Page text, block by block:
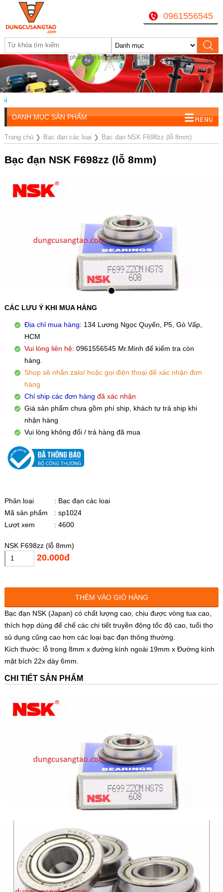
Nhập tên sản phẩm cần tìm, VD: máy đa năng, mũi khoan...
0961556545
DANH MỤC SẢN PHẨM
Trang chủ❯ Bạc đạn các loại ❯ Bạc đạn NSK F698zz (lỗ 8mm)
Bạc đạn NSK F698zz (lỗ 8mm)
CÁC LƯU Ý KHI MUA HÀNG
Địa chỉ mua hàng: 134 Lương Ngọc Quyến, P5, Gò Vấp,
HCM
Vui lòng liên hệ: 0961556545 Mr.Minh để kiểm tra còn
hàng.
Shop sẽ nhắn zalo/ hoặc gọi điện thoại để xác nhận đơn
hàng
Chỉ ship các đơn hàng đã xác nhận
Giá sản phẩm chưa gồm phí ship, khách tự trả ship khi
nhận hàng
Vui lòng không đổi / trả hàng đã mua
Phân loại
: Bạc đạn các loại
Mã sản phẩm
: sp1024
Lượt xem
: 4600
NSK F698zz (lỗ 8mm)
20.000đ
THÊM VÀO GIỎ HÀNG
Bạc đạn NSK (Japan) có chất lượng cao, chịu được vòng tua cao,
thích hợp dùng để chế các chi tiết truyền động tốc độ cao, tuổi thọ
sủ dụng cũng cao hơn các loại bạc đạn thông thường.
Kích thước: lỗ trong 8mm x đường kính ngoài 19mm x Đường kính
mặt bích 22x dày 6mm.
CHI TIẾT SẢN PHẨM